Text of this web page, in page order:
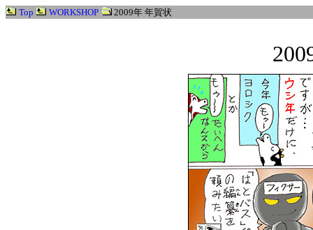
Top WORKSHOP 2009年 年賀状